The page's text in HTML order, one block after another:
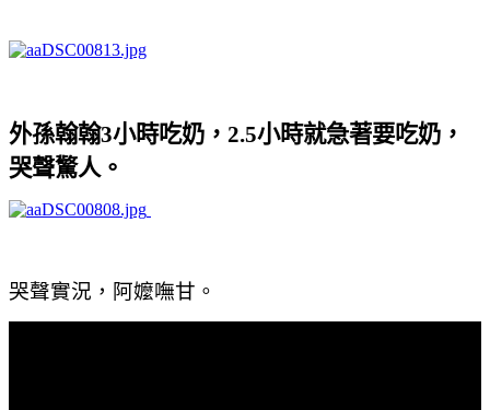
外孫翰翰3小時吃奶， 2.5小時就急著要吃奶，
哭聲驚人。
哭聲實況，阿嬤嘸甘。